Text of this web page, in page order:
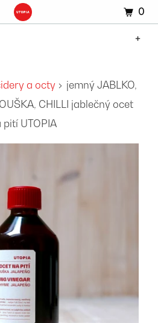
+
a octy
jemný JABLKO,
CHILLI jablečný ocet
pití UTOPIA
0